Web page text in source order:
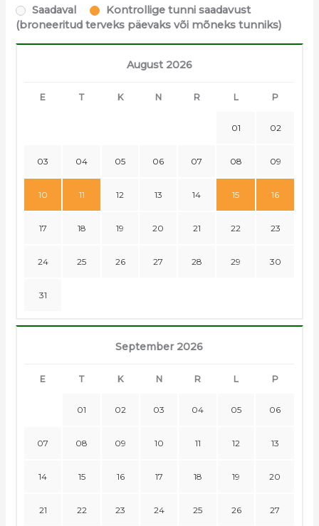
Saadaval
Kontrollige tunni saadavust
(broneeritud terveks päevaks või mõneks tunniks)
August 2026
E T K N R L P
01 02
03 04 05 06 07 08 09
10 11 12 13 14 15 16
17 18 19 20 21 22 23
24 25 26 27 28 29 30
31
September 2026
E T K N R L P
01 02 03 04 05 06
07 08 09 10 11 12 13
14 15 16 17 18 19 20
21 22 23 24 25 26 27